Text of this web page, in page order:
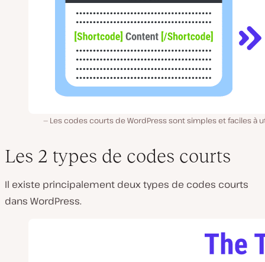
Les codes courts de WordPress sont simples et faciles à
Les 2 types de codes courts
Il existe principalement deux types de codes courts
dans WordPress.